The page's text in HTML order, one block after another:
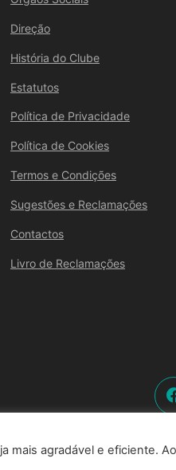
Direção
História do Clube
Estatutos
Política de Privacidade
Política de Cookies
Termos e Condições
Sugestões e Reclamações
Contactos
Livro de Reclamações
Designed by
mais agradável e eficiente.